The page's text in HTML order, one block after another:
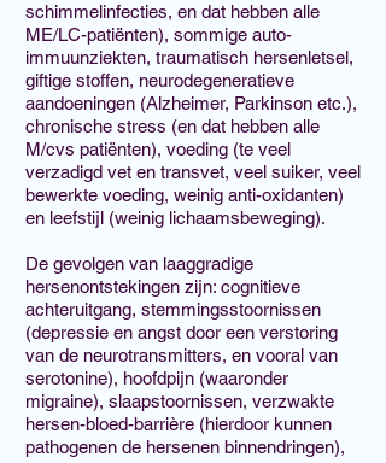
schimmelinfecties, en dat hebben alle
ME/LC-patiënten), sommige auto-
immuunziekten, traumatisch hersenletsel,
giftige stoffen, neurodegeneratieve
aandoeningen (Alzheimer, Parkinson etc.),
chronische stress (en dat hebben alle
M/cvs patiënten), voeding (te veel
verzadigd vet en transvet, veel suiker, veel
bewerkte voeding, weinig anti-oxidanten)
en leefstijl (weinig lichaamsbeweging).
De gevolgen van laaggradige
hersenontstekingen zijn: cognitieve
achteruitgang, stemmingsstoornissen
(depressie en angst door een verstoring
van de neurotransmitters, en vooral van
serotonine), hoofdpijn (waaronder
migraine), slaapstoornissen, verzwakte
hersen-bloed-barrière (hierdoor kunnen
pathogenen de hersenen binnendringen),